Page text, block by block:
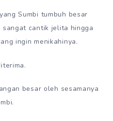
Sumbi tumbuh besar
sangat cantik jelita hingga
ingin menikahinya.
besar oleh sesamanya